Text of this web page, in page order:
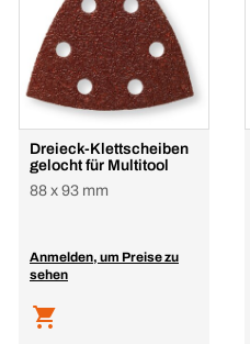
Dreieck-Klettscheiben
gelocht für Multitool
88 x 93 mm
Anmelden, um Preise zu
sehen